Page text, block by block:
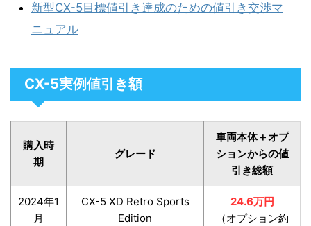
新型CX-5目標値引き達成のための値引き交渉マ
ニュアル
CX-5実例値引き額
購入時
期
グレード
車両本体＋オプ
ションからの値
引き総額
2024年1
月
CX-5 XD Retro Sports
Edition
24.6万円
（オプション約